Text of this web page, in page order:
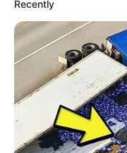
convidados,
eles levarão para
Mini porta-doces
Chaveirinhos
Porta-recados
Imãs de
Recently